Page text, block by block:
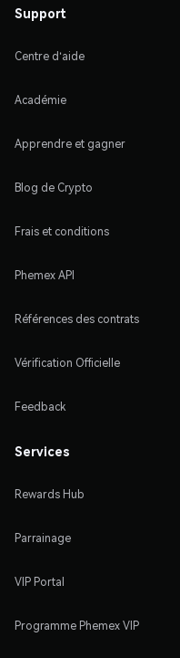
Support
Centre d'aide
Académie
Apprendre et gagner
Blog de Crypto
Frais et conditions
Phemex API
Références des contrats
Vérification Officielle
Feedback
Services
Rewards Hub
Parrainage
VIP Portal
Programme Phemex VIP